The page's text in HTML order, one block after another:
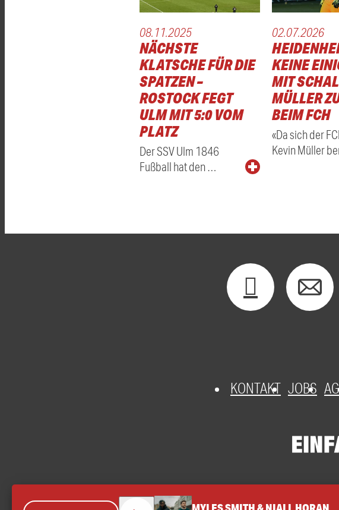
08.11.2025
NÄCHSTE
KLATSCHE FÜR DIE
SPATZEN –
ROSTOCK FEGT
ULM MIT 5:0 VOM
PLATZ
Der SSV Ulm 1846
Fußball hat den …
02.07.2026
KEINE
MIT
MÜLLER
BEIM FCH
«Da sich der
Kevin Müller
KONTAKT JOBS